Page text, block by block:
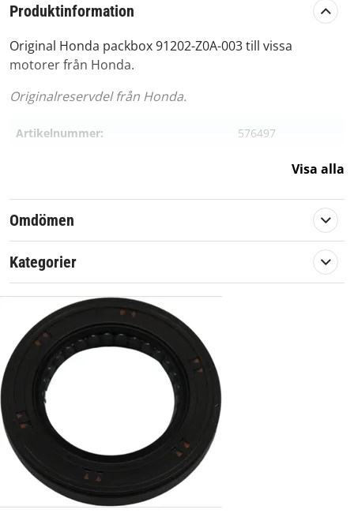
Produktinformation
Original Honda packbox 91202-Z0A-003 till vissa
motorer från Honda.
Originalreservdel från Honda.
Artikelnummer:
576497
Visa alla
Omdömen
Kategorier